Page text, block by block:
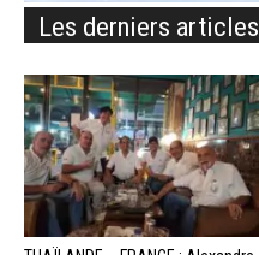
Les derniers articles